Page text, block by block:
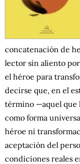
concatenación de
lector sin aliento
el héroe para
decirse que, en el
término —aquel que
como forma
héroe ni
aceptación del
condiciones reales